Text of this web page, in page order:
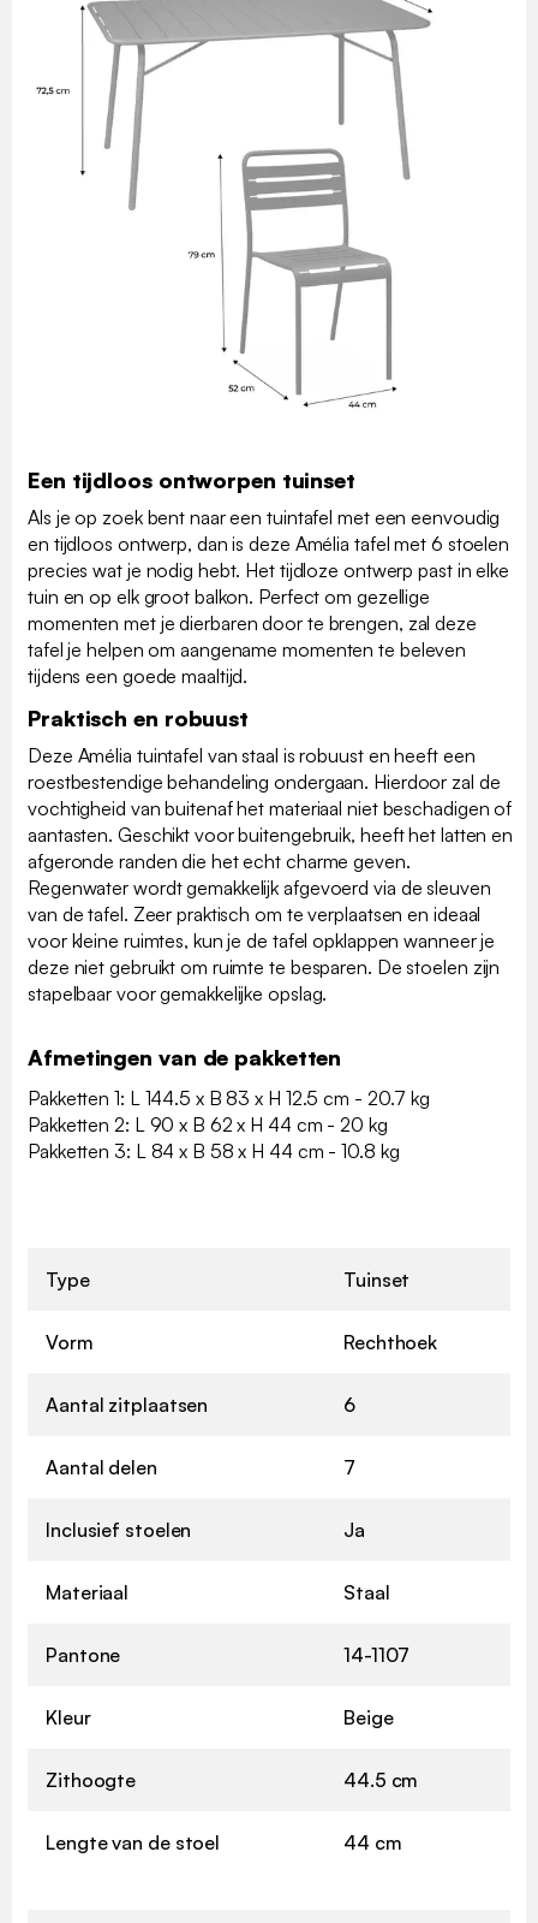
Een tijdloos ontworpen tuinset
Als je op zoek bent naar een tuintafel met een eenvoudig
en tijdloos ontwerp, dan is deze Amélia tafel met 6 stoelen
precies wat je nodig hebt. Het tijdloze ontwerp past in elke
tuin en op elk groot balkon. Perfect om gezellige
momenten met je dierbaren door te brengen, zal deze
tafel je helpen om aangename momenten te beleven
tijdens een goede maaltijd.
Praktisch en robuust
Deze Amélia tuintafel van staal is robuust en heeft een
roestbestendige behandeling ondergaan. Hierdoor zal de
vochtigheid van buitenaf het materiaal niet beschadigen of
aantasten. Geschikt voor buitengebruik, heeft het latten en
afgeronde randen die het echt charme geven.
Regenwater wordt gemakkelijk afgevoerd via de sleuven
van de tafel. Zeer praktisch om te verplaatsen en ideaal
voor kleine ruimtes, kun je de tafel opklappen wanneer je
deze niet gebruikt om ruimte te besparen. De stoelen zijn
stapelbaar voor gemakkelijke opslag.
Afmetingen van de pakketten
Pakketten 1: L 144.5 x B 83 x H 12.5 cm - 20.7 kg
Pakketten 2: L 90 x B 62 x H 44 cm - 20 kg
Pakketten 3: L 84 x B 58 x H 44 cm - 10.8 kg
Type Tuinset
Vorm Rechthoek
Aantal zitplaatsen 6
Aantal delen 7
Inclusief stoelen Ja
Materiaal Staal
Pantone 14-1107
Kleur Beige
Zithoogte 44.5 cm
Lengte van de stoel 44 cm